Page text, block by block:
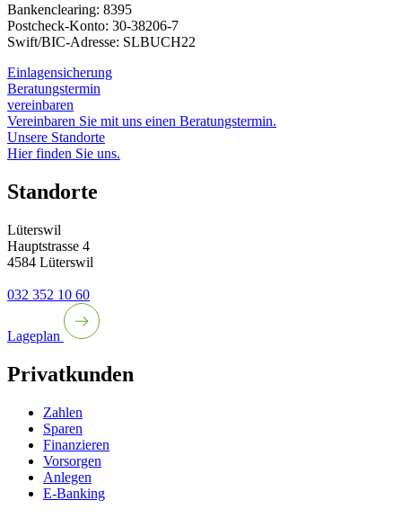
Bankenclearing: 8395
Postcheck-Konto: 30-38206-7
Swift/BIC-Adresse: SLBUCH22
Einlagensicherung
Beratungstermin
vereinbaren
Vereinbaren Sie mit uns einen Beratungstermin.
Unsere Standorte
Hier finden Sie uns.
Standorte
Lüterswil
Hauptstrasse 4
4584 Lüterswil
032 352 10 60
Lageplan
Privatkunden
Zahlen
Sparen
Finanzieren
Vorsorgen
Anlegen
E-Banking